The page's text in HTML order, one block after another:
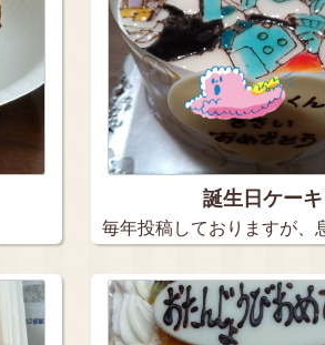
誕生日ケーキ
毎年投稿しておりますが、